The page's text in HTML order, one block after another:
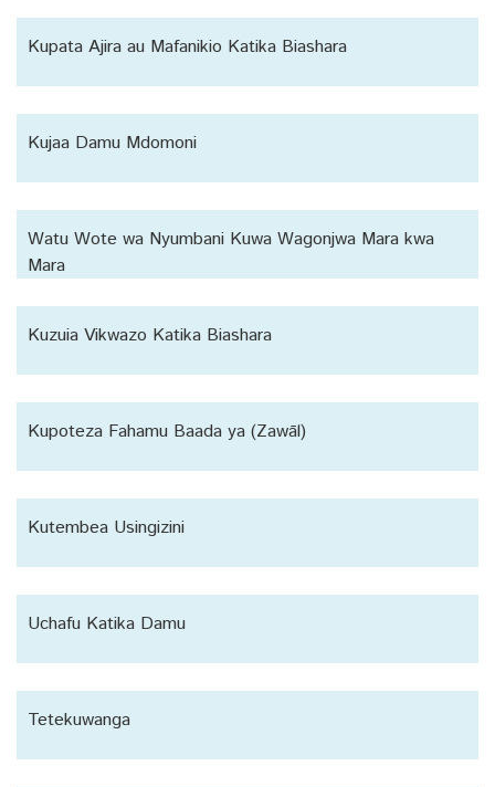
Kupata Ajira au Mafanikio Katika Biashara
Kujaa Damu Mdomoni
Watu Wote wa Nyumbani Kuwa Wagonjwa Mara kwa
Mara
Kuzuia Vikwazo Katika Biashara
Kupoteza Fahamu Baada ya (Zawāl)
Kutembea Usingizini
Uchafu Katika Damu
Tetekuwanga